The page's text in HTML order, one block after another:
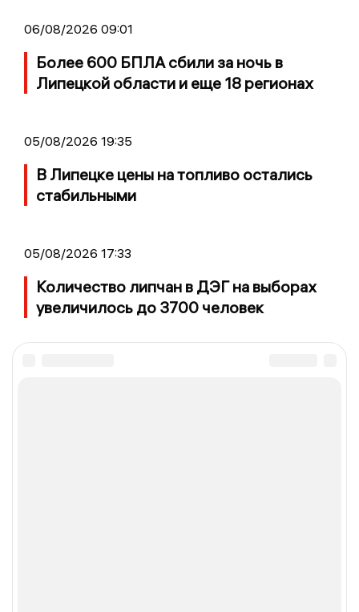
06/08/2026 09:01
Более 600 БПЛА сбили за ночь в
Липецкой области и еще 18 регионах
05/08/2026 19:35
В Липецке цены на топливо остались
стабильными
05/08/2026 17:33
Количество липчан в ДЭГ на выборах
увеличилось до 3700 человек